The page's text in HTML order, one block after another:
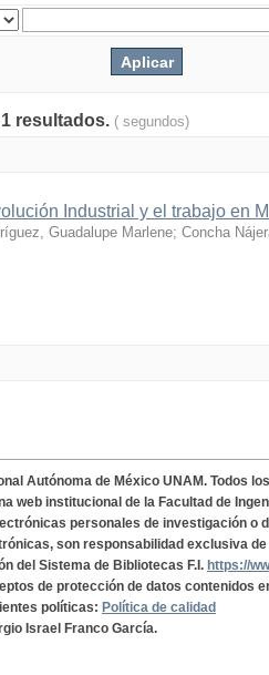
resultados. ( segundos)
Industrial y el trabajo en
Guadalupe Marlene; Concha
Autónoma de México UNAM. Todos
web institucional de la Facultad de
personales de investigación o
son responsabilidad exclusiva
del Sistema de Bibliotecas F.I. https://
de protección de datos contenidos
políticas: Política de calidad
Israel Franco García.